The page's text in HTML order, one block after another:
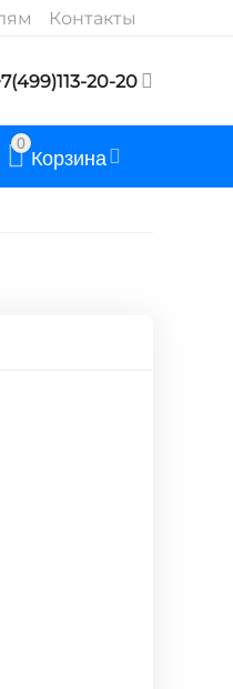
Контакты
20-20
0 Корзина